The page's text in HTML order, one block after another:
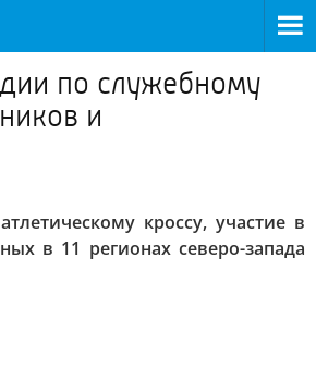
по служебному
и
кроссу, участие в
в 11 регионах северо-запада